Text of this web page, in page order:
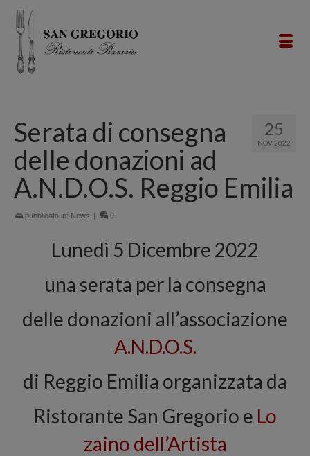
25
NOV 2022
Serata di consegna
delle donazioni ad
A.N.D.O.S. Reggio Emilia
pubblicato in: News | 0
Lunedì 5 Dicembre 2022
una serata per la consegna
delle donazioni all’associazione
A.N.D.O.S.
di Reggio Emilia organizzata da
Ristorante San Gregorio e Lo
zaino dell’Artista